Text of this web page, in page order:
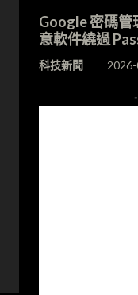
Google 密碼
意軟件繞過
科技新聞